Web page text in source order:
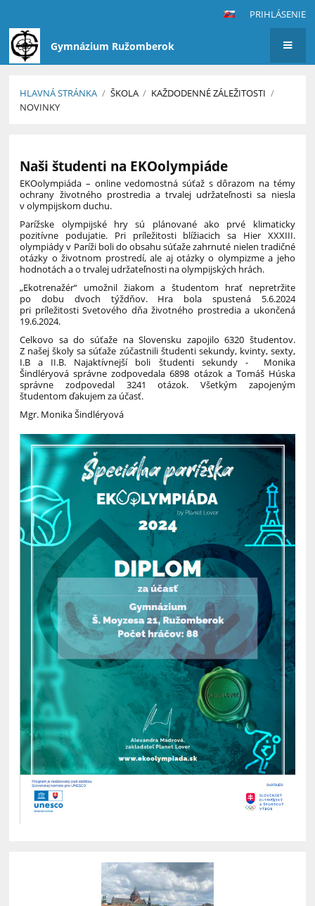
PRIHLÁSENIE
Gymnázium Ružomberok
HLAVNÁ STRÁNKA / ŠKOLA / KAŽDODENNÉ ZÁLEŽITOSTI /
NOVINKY
Naši študenti na EKOolympiáde
EKOolympiáda – online vedomostná súťaž s dôrazom na témy
ochrany životného prostredia a trvalej udržateľnosti sa niesla
v olympijskom duchu.
Parížske olympijské hry sú plánované ako prvé klimaticky
pozitívne podujatie. Pri príležitosti blížiacich sa Hier XXXIII.
olympiády v Paríži boli do obsahu súťaže zahrnuté nielen tradičné
otázky o životnom prostredí, ale aj otázky o olympizme a jeho
hodnotách a o trvalej udržateľnosti na olympijských hrách.
„Ekotrenažér“ umožnil žiakom a študentom hrať nepretržite
po dobu dvoch týždňov. Hra bola spustená 5.6.2024
pri príležitostiSvetového dňa životného prostrediaa ukončená
19.6.2024.
Celkovo sa do súťaže na Slovensku zapojilo 6320 študentov.
Z našej školy sa súťaže zúčastnili študenti sekundy, kvinty, sexty,
I.B a II.B. Najaktívnejší boli študenti sekundy - Monika
Šindléryová správne zodpovedala 6898 otázok a Tomáš Húska
správne zodpovedal 3241 otázok. Všetkým zapojeným
študentom ďakujem za účasť.
Mgr. Monika Šindléryová